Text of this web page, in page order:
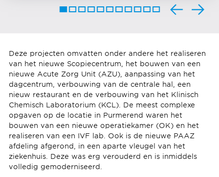
Deze projecten omvatten onder andere het realiseren
van het nieuwe Scopiecentrum, het bouwen van een
nieuwe Acute Zorg Unit (AZU), aanpassing van het
dagcentrum, verbouwing van de centrale hal, een
nieuw restaurant en de verbouwing van het Klinisch
Chemisch Laboratorium (KCL). De meest complexe
opgaven op de locatie in Purmerend waren het
bouwen van een nieuwe operatiekamer (OK) en het
realiseren van een IVF lab. Ook is de nieuwe PAAZ
afdeling afgerond, in een aparte vleugel van het
ziekenhuis. Deze was erg verouderd en is inmiddels
volledig gemoderniseerd.